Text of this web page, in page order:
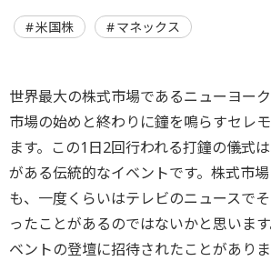
米国株 マネックス
世界最大の株式市場であるニューヨーク
市場の始めと終わりに鐘を鳴らすセレ
ます。この1日2回行われる打鐘の儀式
がある伝統的なイベントです。株式市
も、一度くらいはテレビのニュースで
ったことがあるのではないかと思いま
ベントの登壇に招待されたことがあり